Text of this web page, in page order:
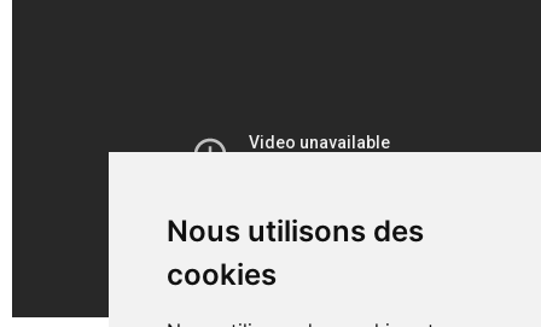
Nous utilisons des
cookies